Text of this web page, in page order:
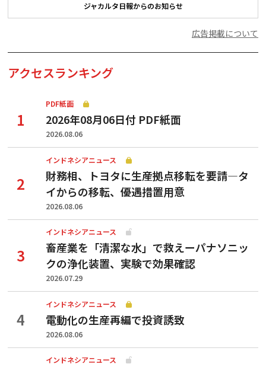
ジャカルタ日報からのお知らせ
広告掲載について
アクセスランキング
PDF紙面
2026年08月06日付 PDF紙面
2026.08.06
インドネシアニュース
財務相、トヨタに生産拠点移転を要請—タ
イからの移転、優遇措置用意
2026.08.06
インドネシアニュース
畜産業を「清潔な水」で救えーパナソニッ
クの浄化装置、実験で効果確認
2026.07.29
インドネシアニュース
電動化の生産再編で投資誘致
2026.08.06
インドネシアニュース